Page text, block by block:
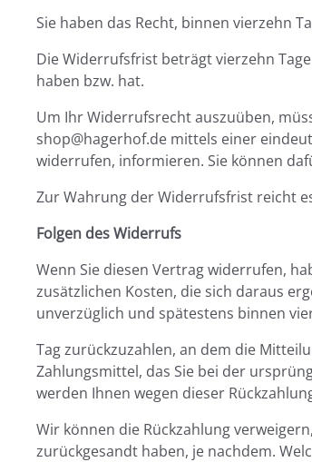
Sie haben das Recht, binnen vierzehn
Die Widerrufsfrist beträgt vierzehn
haben bzw. hat.
Um Ihr Widerrufsrecht auszuüben,
shop@hagerhof.de mittels einer
widerrufen, informieren. Sie können
Zur Wahrung der Widerrufsfrist reicht
Folgen des Widerrufs
Wenn Sie diesen Vertrag widerrufen,
zusätzlichen Kosten, die sich daraus
unverzüglich und spätestens binnen
Tag zurückzuzahlen, an dem die
Zahlungsmittel, das Sie bei der
werden Ihnen wegen dieser
Wir können die Rückzahlung
zurückgesandt haben, je nachdem.